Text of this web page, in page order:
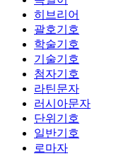
히브리어
괄호기호
학술기호
기술기호
첨자기호
라틴문자
러시아문자
단위기호
일반기호
로마자